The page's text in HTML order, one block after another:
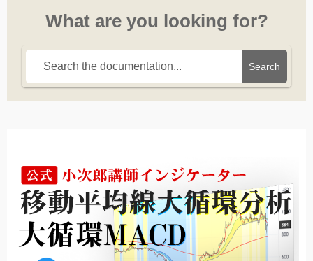
What are you looking for?
Search